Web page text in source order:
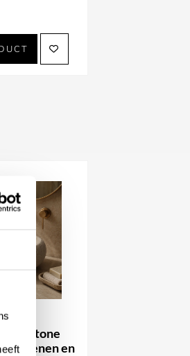
Stone
en